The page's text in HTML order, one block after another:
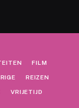
FILM
REIZEN
VRIJETIJD